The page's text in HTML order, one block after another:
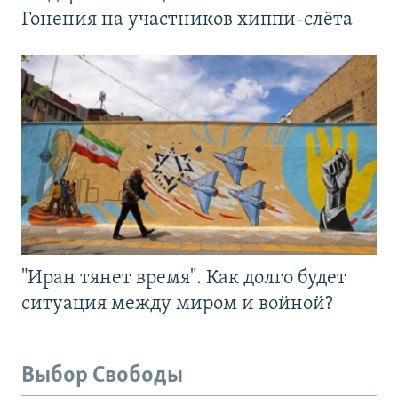
Гонения на участников хиппи-слёта
"Иран тянет время". Как долго будет
ситуация между миром и войной?
Выбор Свободы